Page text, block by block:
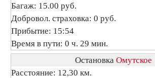
Багаж: 15.00 руб.
Добровол. страховка: 0 руб.
Прибытие: 15:54
Время в пути: 0 ч. 29 мин.
Остановка Омутское
Расстояние: 12,30 км.